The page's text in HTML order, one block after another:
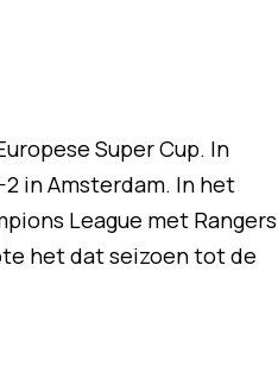
Super Cup. In
in Amsterdam. In het
League met
het dat seizoen tot de